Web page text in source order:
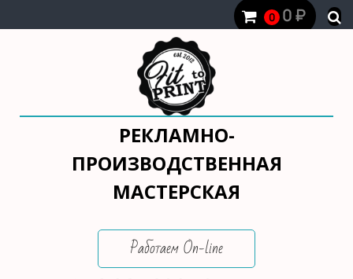
0 0₽
РЕКЛАМНО-
ПРОИЗВОДСТВЕННАЯ
МАСТЕРСКАЯ
Работаем On-line